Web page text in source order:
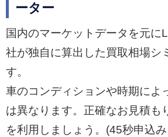
ーター
国内のマーケットデータを元に
社が独自に算出した買取相場シ
す。
車のコンディションや時期によ
は異なります。正確なお見積も
を利用しましょう。(45秒申込